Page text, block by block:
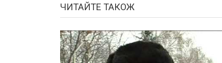
ЧИТАЙТЕ ТАКОЖ